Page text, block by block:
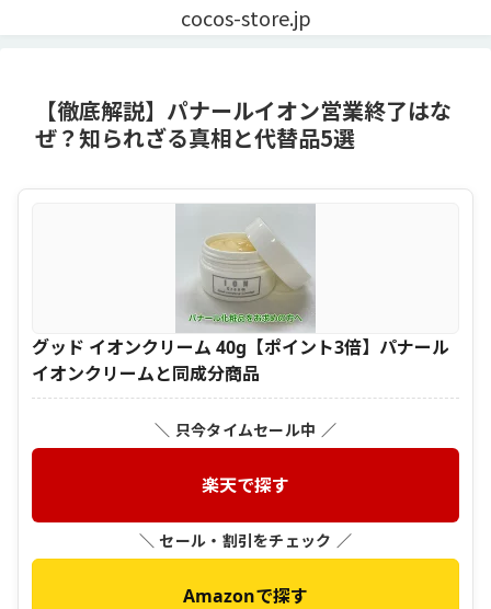
cocos-store.jp
【徹底解説】パナールイオン営業終了はな
ぜ？知られざる真相と代替品5選
グッド イオンクリーム 40g【ポイント3倍】パナール
イオンクリームと同成分商品
＼ 只今タイムセール中 ／
楽天で探す
＼ セール・割引をチェック ／
Amazonで探す